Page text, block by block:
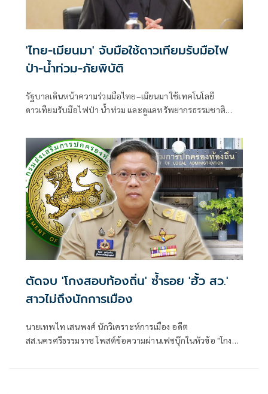
'ไทย-เมียนมา' จับมือใช้ดาวเทียมรับมือไฟ
ป่า-น้ำท่วม-ภัยพิบัติ
รัฐบาลเดินหน้าความร่วมมือไทย–เมียนมา ใช้เทคโนโลยี
ดาวเทียมรับมือไฟป่า น้ำท่วม และดูแลทรัพยากรธรรมชาติ
ตัดจบ 'โกงสอบท้องถิ่น' ซ้ำรอย 'ฮั้ว สว.'
สาวไม่ถึงนักการเมือง
นายเทพไท เสนพงศ์ นักวิเคราะห์การเมือง อดีต
สส.นครศรีธรรมราช โพสต์ข้อความผ่านเฟซบุ๊กในหัวข้อ "โกง